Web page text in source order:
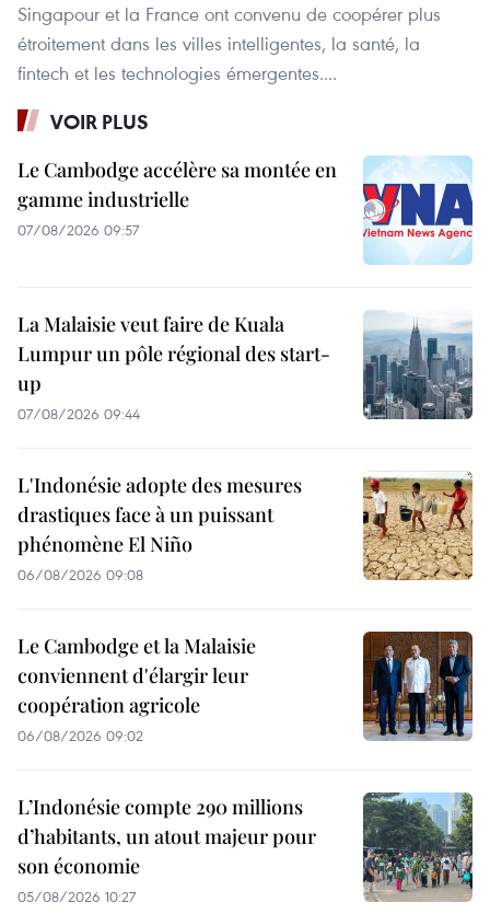
Singapour et la France ont convenu de coopérer plus
étroitement dans les villes intelligentes, la santé, la
fintech et les technologies émergentes....
VOIR PLUS
Le Cambodge accélère sa montée en
gamme industrielle
07/08/2026 09:57
La Malaisie veut faire de Kuala
Lumpur un pôle régional des start-
up
07/08/2026 09:44
L'Indonésie adopte des mesures
drastiques face à un puissant
phénomène El Niño
06/08/2026 09:08
Le Cambodge et la Malaisie
conviennent d'élargir leur
coopération agricole
06/08/2026 09:02
L’Indonésie compte 290 millions
d’habitants, un atout majeur pour
son économie
05/08/2026 10:27